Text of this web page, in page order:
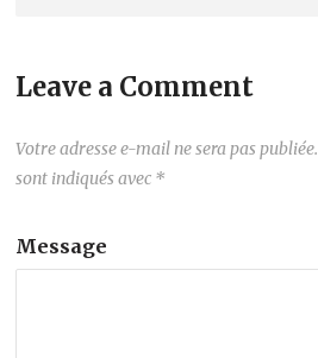
Leave a Comment
Votre adresse e-mail ne sera pas publiée.
sont indiqués avec *
Message